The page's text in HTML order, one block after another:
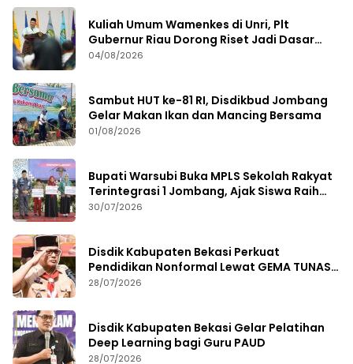
Kuliah Umum Wamenkes di Unri, Plt
Gubernur Riau Dorong Riset Jadi Dasar
Kebijakan Kesehatan
04/08/2026
Sambut HUT ke-81 RI, Disdikbud Jombang
Gelar Makan Ikan dan Mancing Bersama
01/08/2026
Bupati Warsubi Buka MPLS Sekolah Rakyat
Terintegrasi 1 Jombang, Ajak Siswa Raih
Prestasi
30/07/2026
Disdik Kabupaten Bekasi Perkuat
Pendidikan Nonformal Lewat GEMA TUNAS
2026
28/07/2026
Disdik Kabupaten Bekasi Gelar Pelatihan
Deep Learning bagi Guru PAUD
28/07/2026